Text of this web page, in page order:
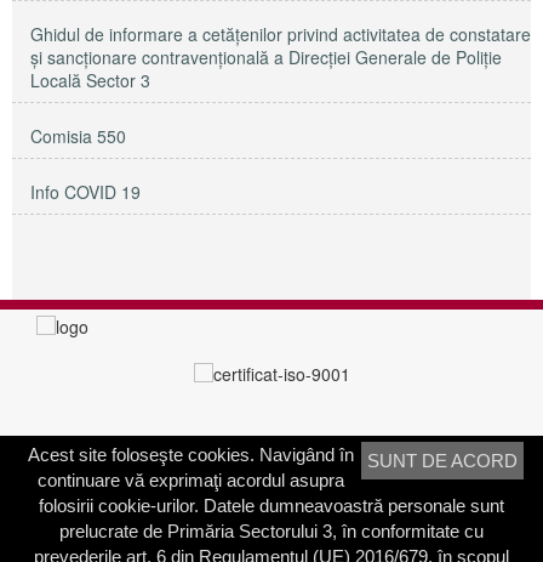
Ghidul de informare a cetățenilor privind activitatea de constatare
și sancționare contravențională a Direcției Generale de Poliție
Locală Sector 3
Comisia 550
Info COVID 19
PRIMĂRIA SECTORULUI 3
Adresa:Calea Dudeşti nr. 191
Bucureşti, Sector 3, România
SUNT DE ACORD
Acest site foloseşte cookies. Navigând în
continuare vă exprimaţi acordul asupra
folosirii cookie-urilor. Datele dumneavoastră personale sunt
prelucrate de Primăria Sectorului 3, în conformitate cu
prevederile art. 6 din Regulamentul (UE) 2016/679, în scopul